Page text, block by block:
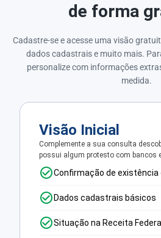
de forma
Cadastre-se e acesse uma visão
dados cadastrais e muito mais.
personalize com informações
medida.
Visão Inicial
Complemente a sua consulta
possui algum protesto com bancos
Confirmação de existência
Dados cadastrais básicos
Situação na Receita Federal